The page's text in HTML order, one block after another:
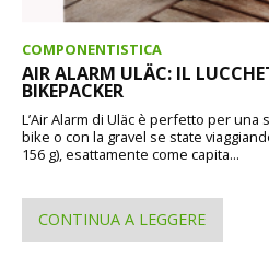
COMPONENTISTICA
AIR ALARM ULÄC: IL
BIKEPACKER
L’Air Alarm di Uläc è perfetto per una
bike o con la gravel se state
156 g), esattamente come capita...
CONTINUA A LEGGERE